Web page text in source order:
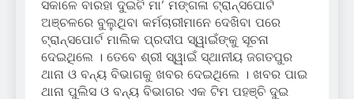
ସକାଳେ ବାରହା ଦୁଇଟି ମା’ ମଙ୍ଗଳା ଟ୍ରାନ୍ସପୋର୍ଟ
ଅଞ୍ଚଳରେ ବୁଲୁଥିବା କର୍ମଚାରୀମାନେ ଦେଖିବା ପରେ
ଟ୍ରାନ୍ସପୋର୍ଟ ମାଲିକ ପ୍ରଦୀପ ସ୍ୱାଇଁଙ୍କୁ ସୂଚନା
ଦେଇଥିଲେ । ତେବେ ଶ୍ରୀ ସ୍ୱାଇଁ ସ୍ଥାନୀୟ ଜଗତପୁର
ଥାନା ଓ ବନ୍ୟ ବିଭାଗକୁ ଖବର ଦେଇଥିଲେ । ଖବର ପାଇ
ଥାନା ପୁଲିସ ଓ ବନ୍ୟ ବିଭାଗର ଏକ ଟିମ ପହଞ୍ଚି ଦୁଇ